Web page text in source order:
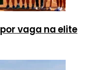
vaga na elite